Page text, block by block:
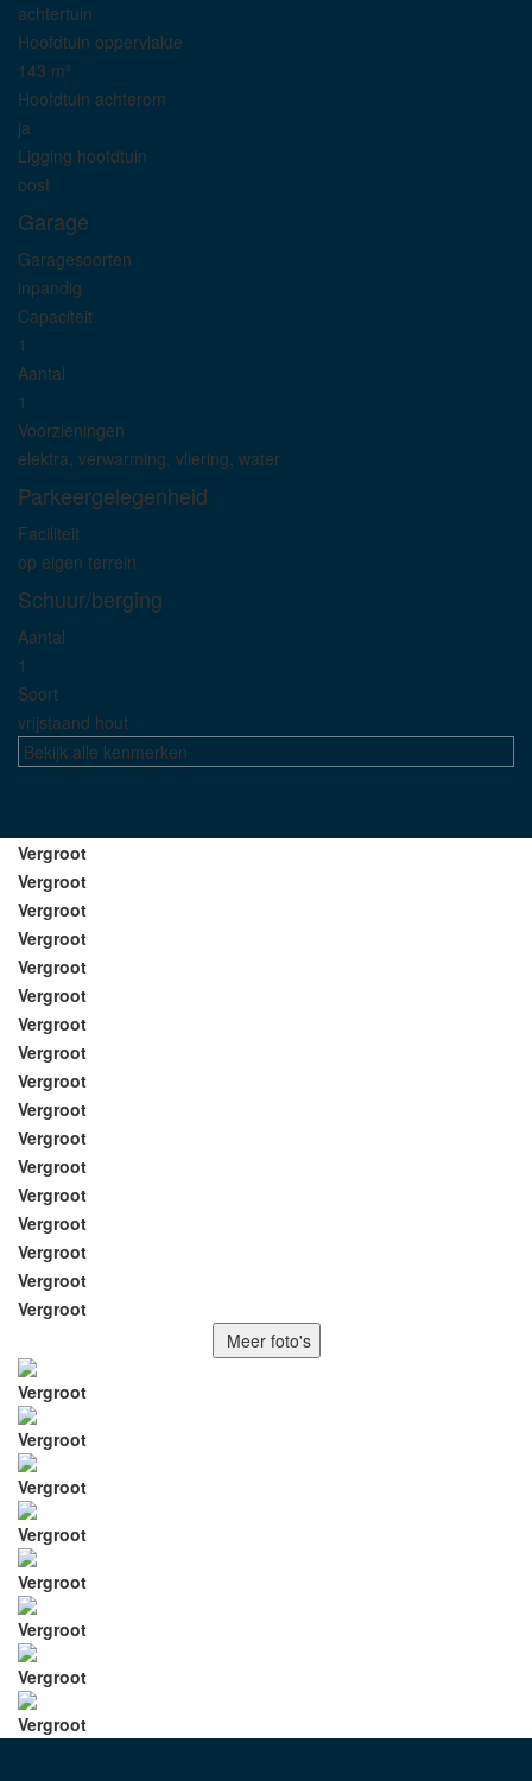
achtertuin
Hoofdtuin oppervlakte
143 m²
Hoofdtuin achterom
ja
Ligging hoofdtuin
oost
Garage
Garagesoorten
inpandig
Capaciteit
1
Aantal
1
Voorzieningen
elektra, verwarming, vliering, water
Parkeergelegenheid
Faciliteit
op eigen terrein
Schuur/berging
Aantal
1
Soort
vrijstaand hout
Bekijk alle kenmerken
Vergroot
Vergroot
Vergroot
Vergroot
Vergroot
Vergroot
Vergroot
Vergroot
Vergroot
Vergroot
Vergroot
Vergroot
Vergroot
Vergroot
Vergroot
Vergroot
Vergroot
Meer foto's
Vergroot
Vergroot
Vergroot
Vergroot
Vergroot
Vergroot
Vergroot
Vergroot